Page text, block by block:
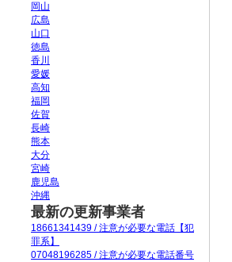
岡山
広島
山口
徳島
香川
愛媛
高知
福岡
佐賀
長崎
熊本
大分
宮崎
鹿児島
沖縄
最新の更新事業者
18661341439 / 注意が必要な電話【犯
罪系】
07048196285 / 注意が必要な電話番号